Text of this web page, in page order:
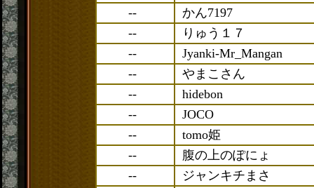
--
かん7197
--
りゅう１７
--
Jyanki-Mr_Mangan
--
やまこさん
--
hidebon
--
JOCO
--
tomo姫
--
腹の上のぽにょ
--
ジャンキチまさ